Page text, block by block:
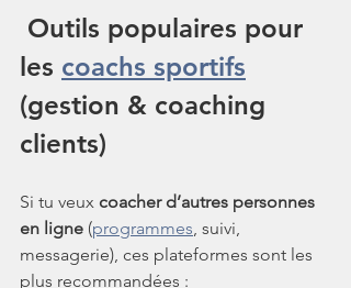
les coachs sportifs
(gestion & coaching
clients)
Si tu veux coacher d’autres personnes
en ligne (programmes, suivi,
messagerie), ces plateformes sont les
plus recommandées :